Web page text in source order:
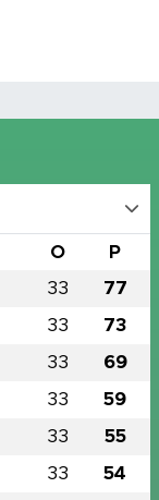
O P
33 77
33 73
33 69
33 59
33 55
33 54